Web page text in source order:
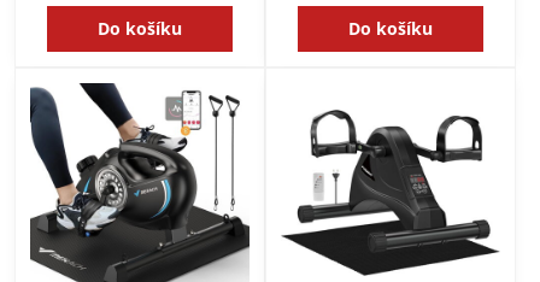
Do košíku Do košíku